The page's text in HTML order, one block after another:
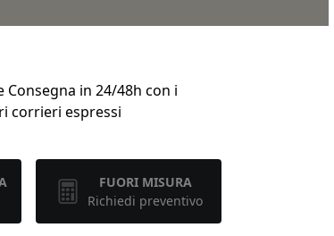
Consegna in 24/48h con i
corrieri espressi
FUORI MISURA
Richiedi preventivo